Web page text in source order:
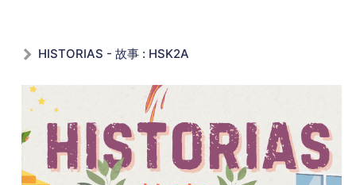
HISTORIAS - 故事 : HSK2A